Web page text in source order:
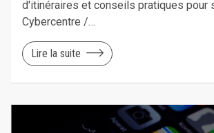
d'itinéraires et conseils pratiques pour
Cybercentre /…
Lire la suite